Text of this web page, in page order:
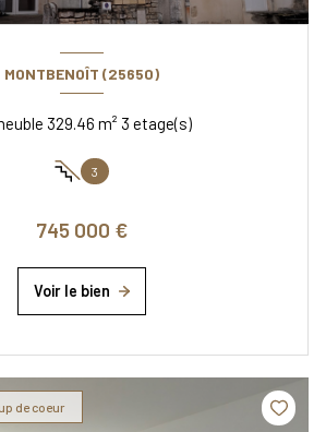
MONTBENOÎT (25650)
Immeuble 329.46 m² 3 etage(s)
3
745 000 €
Voir le bien
de coeur